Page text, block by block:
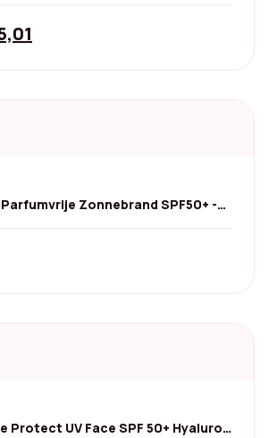
Zonnebrand SPF50+ -
Protect UV Face SPF 50+ Hyaluron